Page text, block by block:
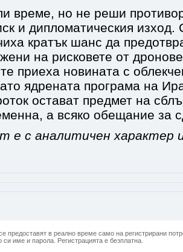
време, но не реши
и дипломатическия
кратък шанс да
на рисковете от
приеха новината с
ядрената програма на
остават предмет на
а всяко обещание за
е с аналитичен характер
предоставят в реално време само на регистрирани
си име и парола. Регистрацията е безплатна.